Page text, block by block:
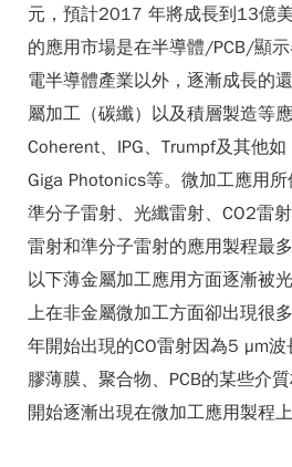
元，預計2017 年將成長到13億
的應用市場是在半導體/PCB/顯
電半導體產業以外，逐漸成長的
屬加工（碳纖）以及積層製造等
Coherent、IPG、Trumpf及其他
Giga Photonics等。微加工應用
準分子雷射、光纖雷射、CO2雷
雷射和準分子雷射的應用製程最
以下薄金屬加工應用方面逐漸被
上在非金屬微加工方面卻出現很
年開始出現的CO雷射因為5 µm
膠薄膜、聚合物、PCB的某些介
開始逐漸出現在微加工應用製程上